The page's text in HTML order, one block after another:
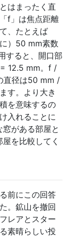
はまったく直
f」は焦点距離
、たとえば
）50 mm素数
すると、開口部
12.5 mm。f /
直径は50 mm /
す。より大き
を意味するの
入れることに
がある部屋と
を比較してく
前にこの回答
。鉱山を撤回
レアとスター
素晴らしい投